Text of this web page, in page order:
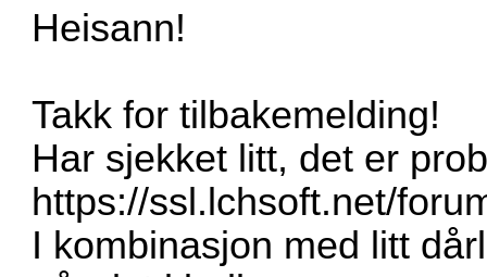
Heisann!
Takk for tilbakemelding!
Har sjekket litt, det er
https://ssl.lchsoft.net/
I kombinasjon med litt